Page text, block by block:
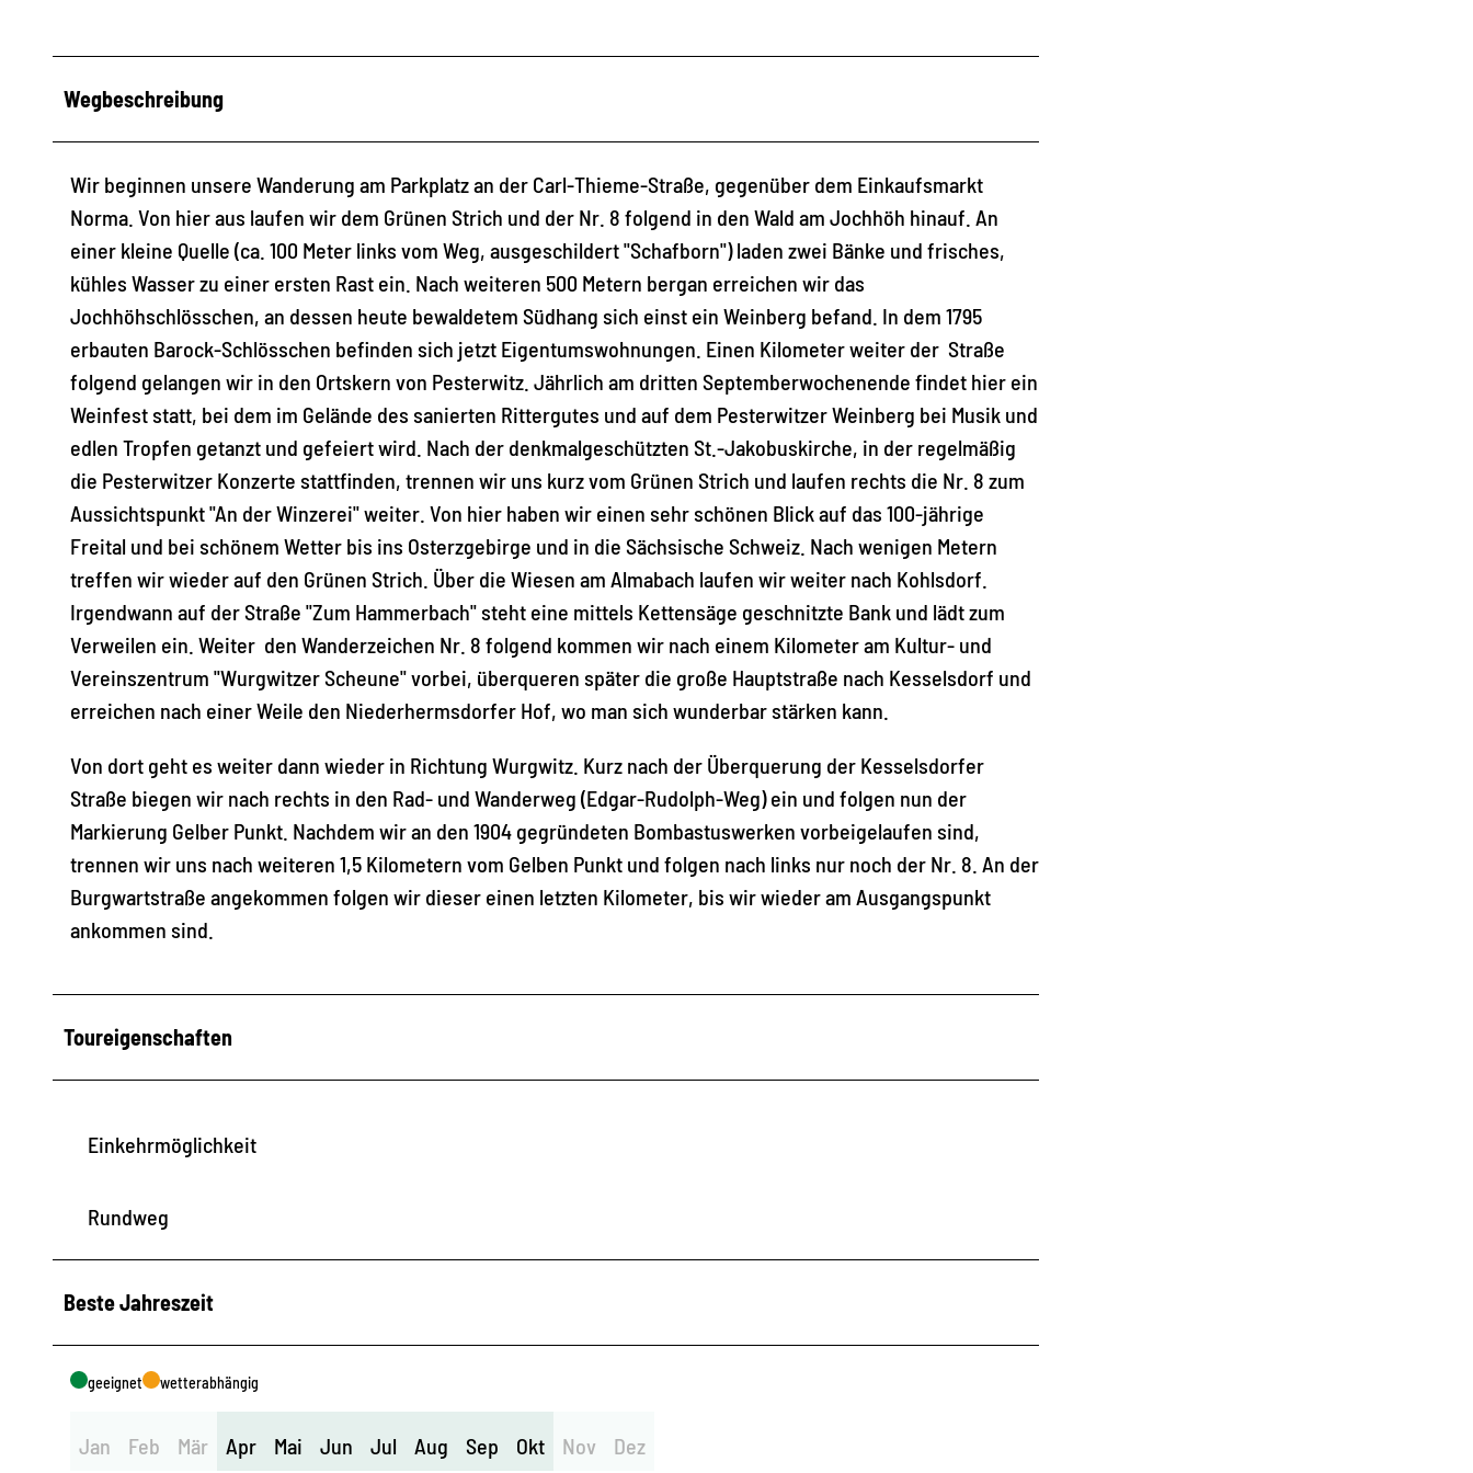
Wegbeschreibung
Wir beginnen unsere Wanderung am Parkplatz an der Carl-Thieme-Straße, gegenüber dem Einkaufsmarkt
Norma. Von hier aus laufen wir dem Grünen Strich und der Nr. 8 folgend in den Wald am Jochhöh hinauf. An
einer kleine Quelle (ca. 100 Meter links vom Weg, ausgeschildert "Schafborn") laden zwei Bänke und frisches,
kühles Wasser zu einer ersten Rast ein. Nach weiteren 500 Metern bergan erreichen wir das
Jochhöhschlösschen, an dessen heute bewaldetem Südhang sich einst ein Weinberg befand. In dem 1795
erbauten Barock-Schlösschen befinden sich jetzt Eigentumswohnungen. Einen Kilometer weiter der Straße
folgend gelangen wir in den Ortskern von Pesterwitz. Jährlich am dritten Septemberwochenende findet hier ein
Weinfest statt, bei dem im Gelände des sanierten Rittergutes und auf dem Pesterwitzer Weinberg bei Musik und
edlen Tropfen getanzt und gefeiert wird. Nach der denkmalgeschützten St.-Jakobuskirche, in der regelmäßig
die Pesterwitzer Konzerte stattfinden, trennen wir uns kurz vom Grünen Strich und laufen rechts die Nr. 8 zum
Aussichtspunkt "An der Winzerei" weiter. Von hier haben wir einen sehr schönen Blick auf das 100-jährige
Freital und bei schönem Wetter bis ins Osterzgebirge und in die Sächsische Schweiz. Nach wenigen Metern
treffen wir wieder auf den Grünen Strich. Über die Wiesen am Almabach laufen wir weiter nach Kohlsdorf.
Irgendwann auf der Straße "Zum Hammerbach" steht eine mittels Kettensäge geschnitzte Bank und lädt zum
Verweilen ein. Weiter den Wanderzeichen Nr. 8 folgend kommen wir nach einem Kilometer am Kultur- und
Vereinszentrum "Wurgwitzer Scheune" vorbei, überqueren später die große Hauptstraße nach Kesselsdorf und
erreichen nach einer Weile den Niederhermsdorfer Hof, wo man sich wunderbar stärken kann.
Von dort geht es weiter dann wieder in Richtung Wurgwitz. Kurz nach der Überquerung der Kesselsdorfer
Straße biegen wir nach rechts in den Rad- und Wanderweg (Edgar-Rudolph-Weg) ein und folgen nun der
Markierung Gelber Punkt. Nachdem wir an den 1904 gegründeten Bombastuswerken vorbeigelaufen sind,
trennen wir uns nach weiteren 1,5 Kilometern vom Gelben Punkt und folgen nach links nur noch der Nr. 8. An der
Burgwartstraße angekommen folgen wir dieser einen letzten Kilometer, bis wir wieder am Ausgangspunkt
ankommen sind.
Toureigenschaften
Einkehrmöglichkeit
Rundweg
Beste Jahreszeit
geeignet wetterabhängig
Jan Feb Mär Apr Mai Jun Jul Aug Sep Okt Nov Dez